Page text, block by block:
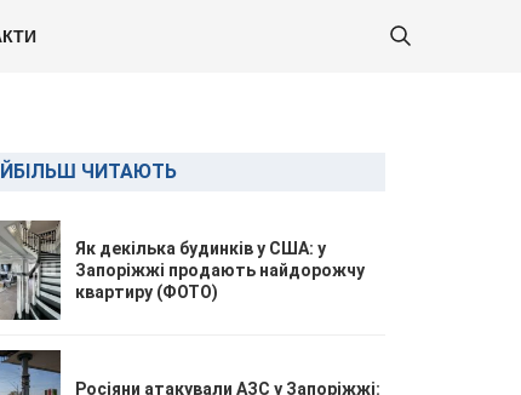
ЧИТАЮТЬ
Як декілька будинків у США: у
Запоріжжі продають найдорожчу
квартиру (ФОТО)
Росіяни атакували АЗС у Запоріжжі: